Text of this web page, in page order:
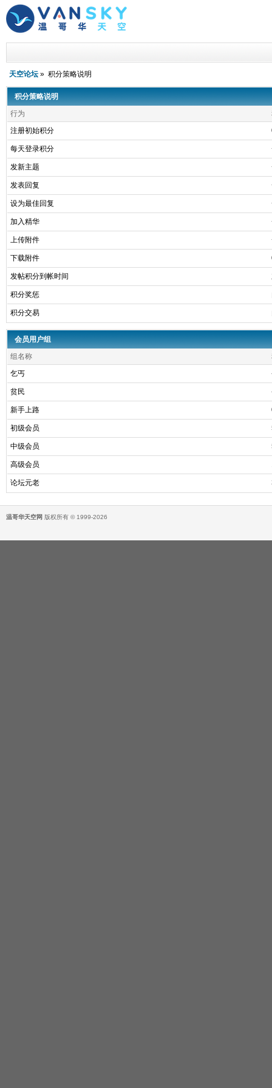
天空论坛 » 积分策略说明
积分策略说明
行为
注册初始积分
每天登录积分
发新主题
发表回复
设为最佳回复
加入精华
上传附件
下载附件
发帖积分到帐时间
积分奖惩
积分交易
会员用户组
组名称
乞丐
贫民
新手上路
初级会员
中级会员
高级会员
论坛元老
温哥华天空网 版权所有 © 1999-2026